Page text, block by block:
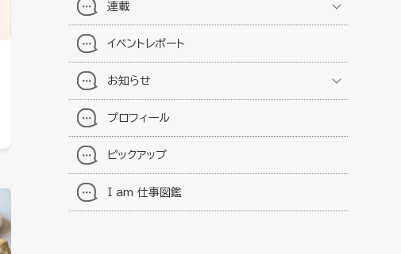
連載
イベントレポート
お知らせ
プロフィール
ピックアップ
I am 仕事図鑑